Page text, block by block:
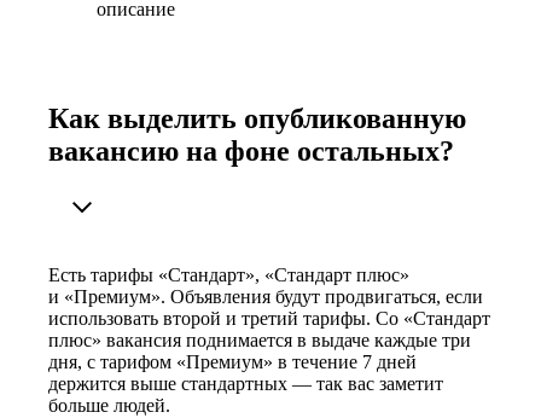
описание
Как выделить опубликованную
вакансию на фоне остальных?
Есть тарифы «Стандарт», «Стандарт плюс»
и «Премиум». Объявления будут продвигаться, если
использовать второй и третий тарифы. Со «Стандарт
плюс» вакансия поднимается в выдаче каждые три
дня, с тарифом «Премиум» в течение 7 дней
держится выше стандартных — так вас заметит
больше людей.